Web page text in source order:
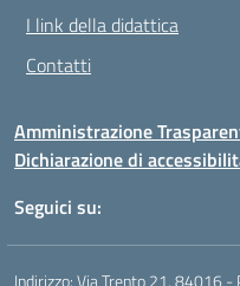
I link della didattica
Contatti
Amministrazione
Dichiarazione di
Seguici su:
Indirizzo:Via Trento 21, 84016 -